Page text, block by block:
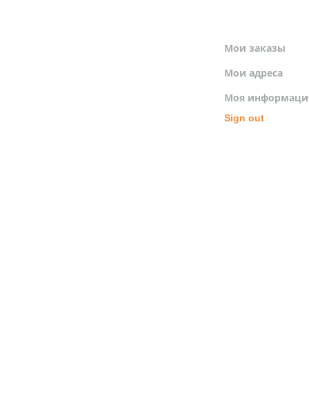
Мои заказы
Мои адреса
Моя
Sign out